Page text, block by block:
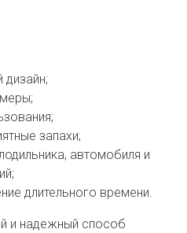
дизайн;
запахи;
автомобиля и
длительного времени.
и надежный способ